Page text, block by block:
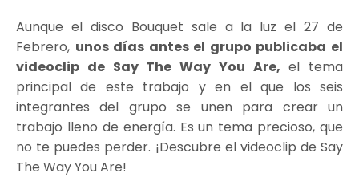
Aunque el disco Bouquet sale a la luz el 27 de
Febrero, unos días antes el grupo publicaba el
videoclip de Say The Way You Are, el tema
principal de este trabajo y en el que los seis
integrantes del grupo se unen para crear un
trabajo lleno de energía. Es un tema precioso, que
no te puedes perder. ¡Descubre el videoclip de Say
The Way You Are!